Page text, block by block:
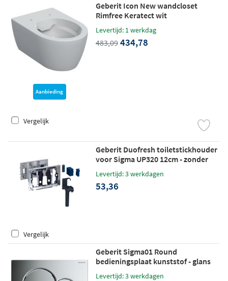
Aanbieding
Geberit Icon New wandcloset
Rimfree Keratect wit
Levertijd: 1 werkdag
483,09 434,78
Vergelijk
Geberit Duofresh toiletstickhouder
voor Sigma UP320 12cm - zonder
7016
Levertijd: 3 werkdagen
53,36
Vergelijk
Geberit Sigma01 Round
bedieningsplaat kunststof - glans
Levertijd: 3 werkdagen